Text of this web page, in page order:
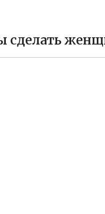
сделать